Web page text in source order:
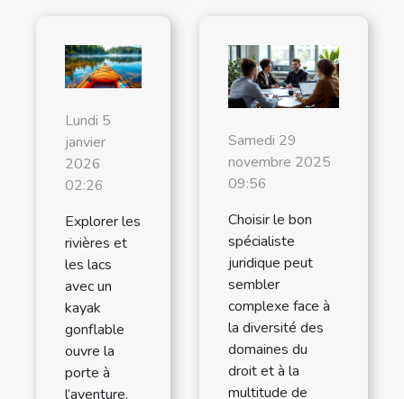
Lundi 5
janvier
2026
02:26
Explorer les
rivières et
les lacs
avec un
kayak
gonflable
ouvre la
porte à
l’aventure,
Samedi 29
novembre 2025
09:56
Choisir le bon
spécialiste
juridique peut
sembler
complexe face à
la diversité des
domaines du
droit et à la
multitude de